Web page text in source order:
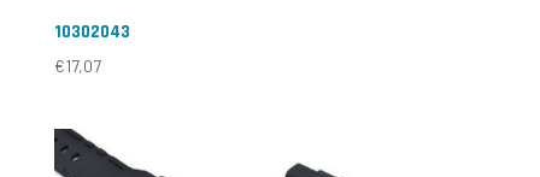
10302043
€17,07